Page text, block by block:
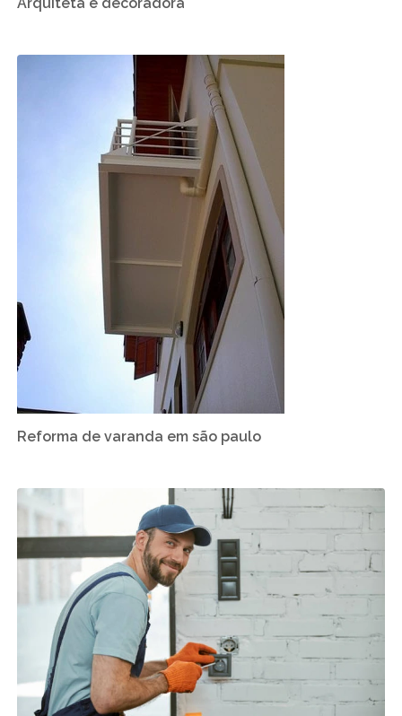
Reforma de varanda em são paulo